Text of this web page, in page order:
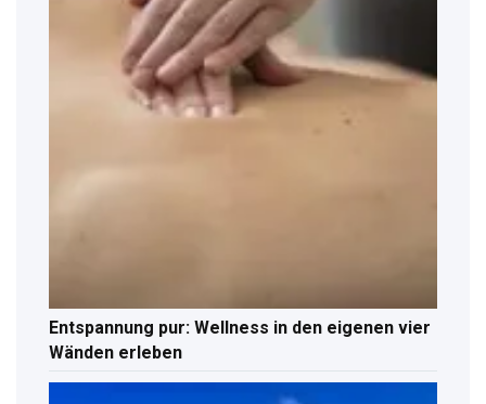
Entspannung pur: Wellness in den eigenen vier
Wänden erleben